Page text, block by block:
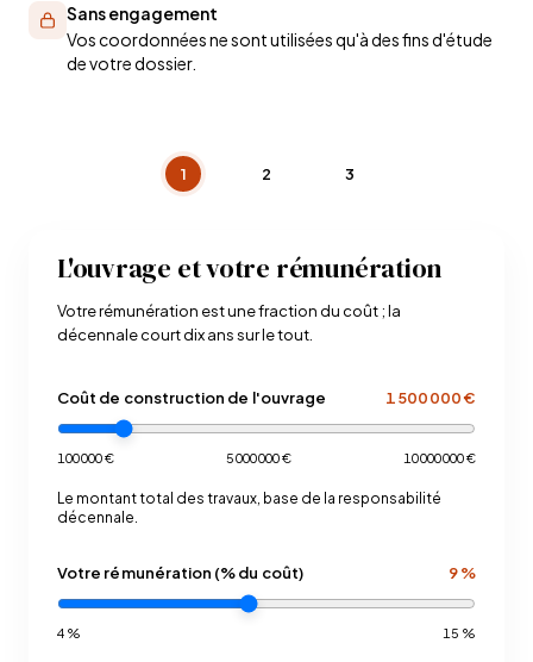
Sans engagement
Vos coordonnées ne sont utilisées qu'à des fins d'étude
de votre dossier.
1 2 3
L'ouvrage et votre rémunération
Votre rémunération est une fraction du coût ; la
décennale court dix ans sur le tout.
Coût de construction de l'ouvrage 1 500 000 €
100 000 € 5 000 000 € 10 000 000 €
Le montant total des travaux, base de la responsabilité
décennale.
Votre rémunération (% du coût) 9 %
4 % 15 %